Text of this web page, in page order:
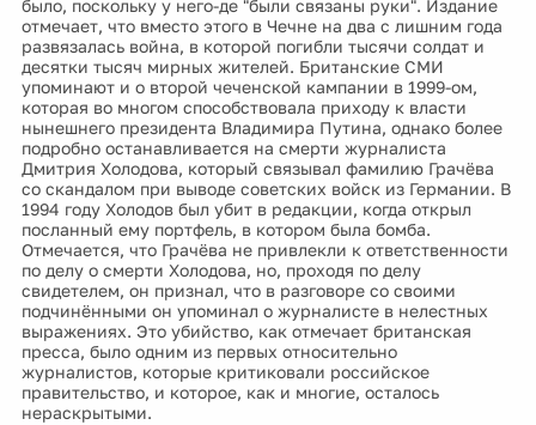
было, поскольку у него-де "были связаны руки". Издание
отмечает, что вместо этого в Чечне на два с лишним года
развязалась война, в которой погибли тысячи солдат и
десятки тысяч мирных жителей. Британские СМИ
упоминают и о второй чеченской кампании в 1999-ом,
которая во многом способствовала приходу к власти
нынешнего президента Владимира Путина, однако более
подробно останавливается на смерти журналиста
Дмитрия Холодова, который связывал фамилию Грачёва
со скандалом при выводе советских войск из Германии. В
1994 году Холодов был убит в редакции, когда открыл
посланный ему портфель, в котором была бомба.
Отмечается, что Грачёва не привлекли к ответственности
по делу о смерти Холодова, но, проходя по делу
свидетелем, он признал, что в разговоре со своими
подчинёнными он упоминал о журналисте в нелестных
выражениях. Это убийство, как отмечает британская
пресса, было одним из первых относительно
журналистов, которые критиковали российское
правительство, и которое, как и многие, осталось
нераскрытыми.